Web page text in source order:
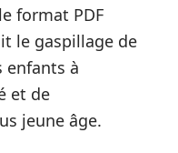
format PDF
le gaspillage de
enfants à
et de
jeune âge.